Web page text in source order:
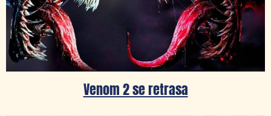
Venom 2 se retrasa